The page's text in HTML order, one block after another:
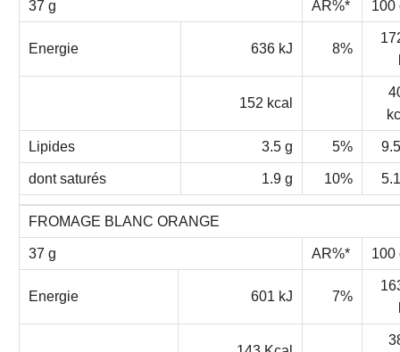
37 g AR%* 100
Energie 636 kJ 8%
152 kcal
Lipides 3.5 g 5%
dont saturés 1.9 g 10%
FROMAGE BLANC ORANGE
37 g AR%* 100
Energie 601 kJ 7%